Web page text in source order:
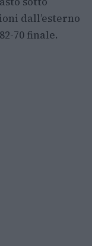
dall’esterno
70 finale.